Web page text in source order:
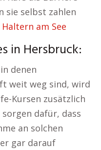
sie selbst zahlen
am See
in Hersbruck:
denen
weit weg sind, wird
Kursen zusätzlich
dafür, dass
an solchen
gar darauf